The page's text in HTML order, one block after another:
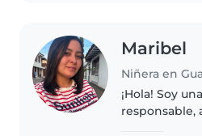
Maribel
¡Hola! Soy
responsable,